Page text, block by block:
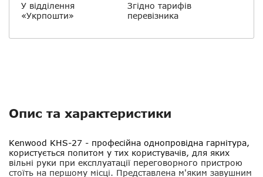
У відділення
«Укрпошти»
Згідно тарифів
перевізника
Опис та характеристики
Kenwood KHS-27 - професійна однопровідна гарнітура,
користується попитом у тих користувачів, для яких
вільні руки при експлуатації переговорного пристрою
стоїть на першому місці. Представлена ​​м'яким завушним